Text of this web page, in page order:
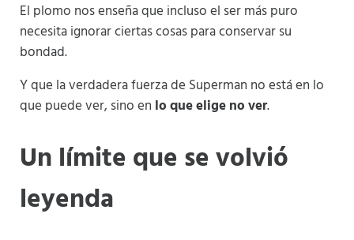
El plomo nos enseña que incluso el ser más puro
necesita ignorar ciertas cosas para conservar su
bondad.
Y que la verdadera fuerza de Superman no está en lo
que puede ver, sino en lo que elige no ver.
Un límite que se volvió
leyenda